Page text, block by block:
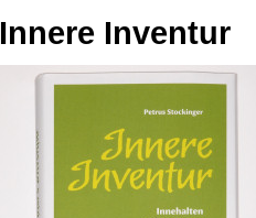
Innere Inventur